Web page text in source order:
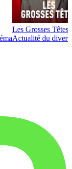
Les Grosses Têtes
Actualité du